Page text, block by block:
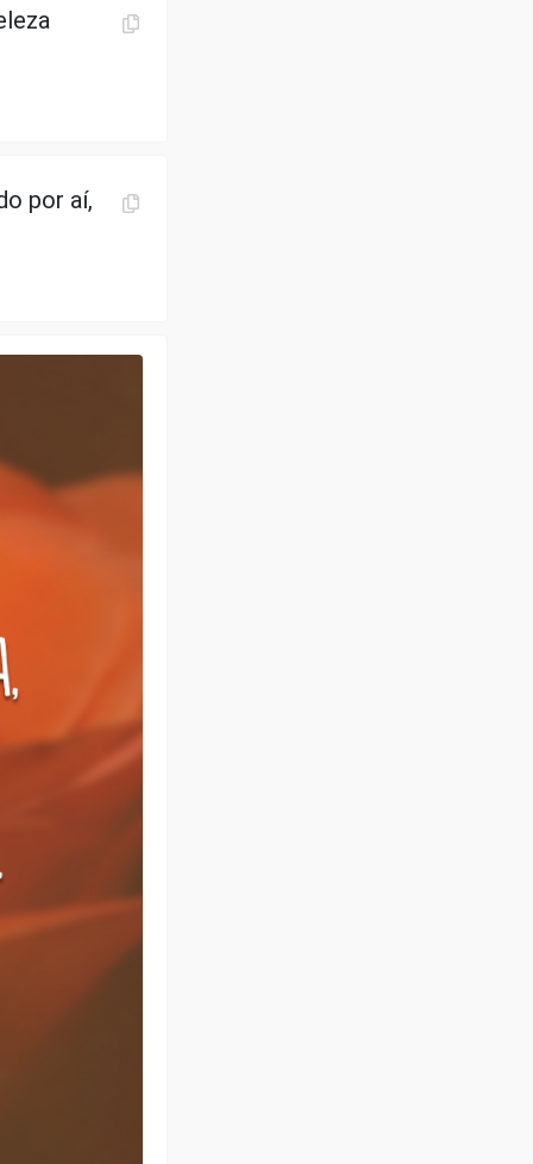
por aí,